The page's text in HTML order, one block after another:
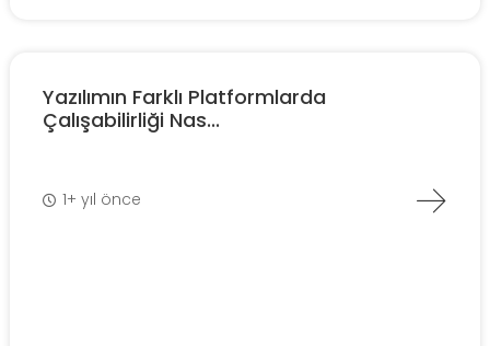
Yazılımın Farklı Platformlarda
Çalışabilirliği Nas...
1+ yıl önce